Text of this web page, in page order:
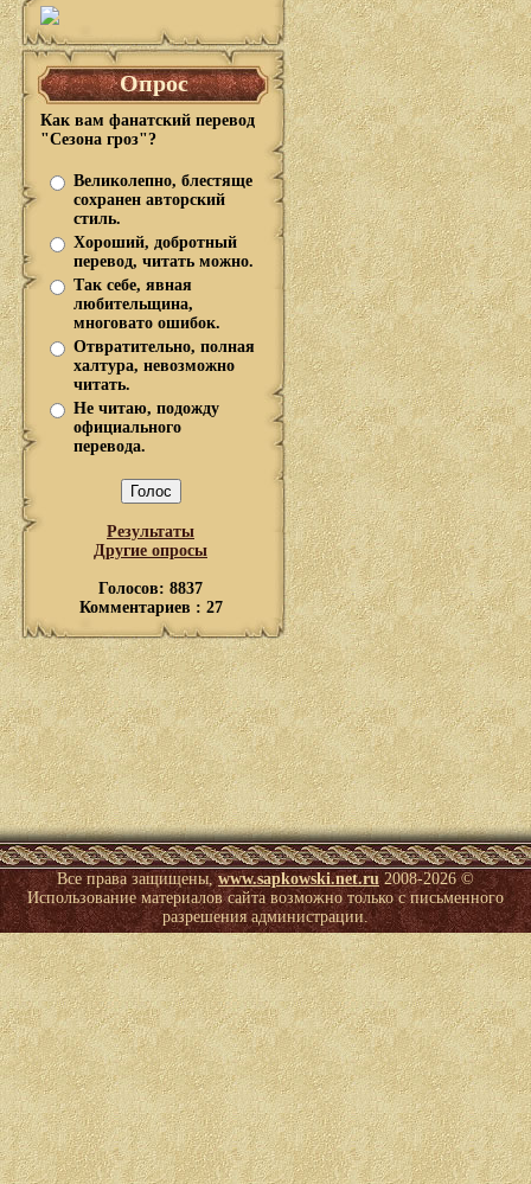
Опрос
Как вам фанатский перевод
"Сезона гроз"?
Великолепно, блестяще
сохранен авторский
стиль.
Хороший, добротный
перевод, читать можно.
Так себе, явная
любительщина,
многовато ошибок.
Отвратительно, полная
халтура, невозможно
читать.
Не читаю, подожду
официального
перевода.
Результаты
Другие опросы
Голосов: 8837
Комментариев : 27
Все права защищены,www.sapkowski.net.ru2008-2026 ©
Использование материалов сайта возможно только с письменного
разрешения администрации.